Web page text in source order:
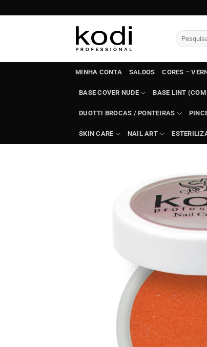
to
Pesquisar
por:
MINHA CONTA SALDOS CORES –
BASE COVER NUDE BASE LINT (COM
DUOTTI BROCAS / PONTEIRAS
SKIN CARE NAIL ART